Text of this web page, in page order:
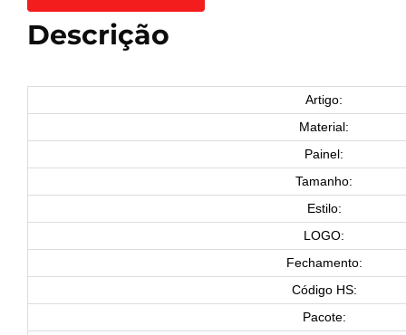
Descrição
Artigo:
Material:
Painel:
Tamanho:
Estilo:
LOGO:
Fechamento:
Código HS:
Pacote: